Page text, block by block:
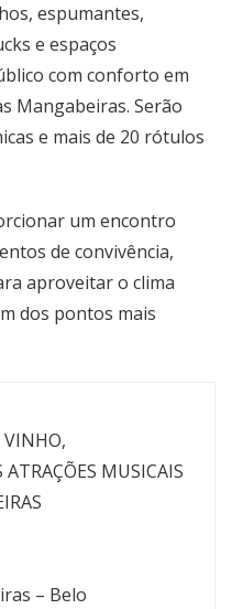
espumantes,
e espaços
com conforto em
Mangabeiras. Serão
e mais de 20 rótulos
um encontro
de convivência,
aproveitar o clima
dos pontos mais
VINHO,
MUSICAIS
– Belo